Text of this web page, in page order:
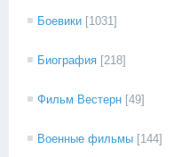
Боевики [1031]
Биография [218]
Фильм Вестерн [49]
Военные фильмы [144]